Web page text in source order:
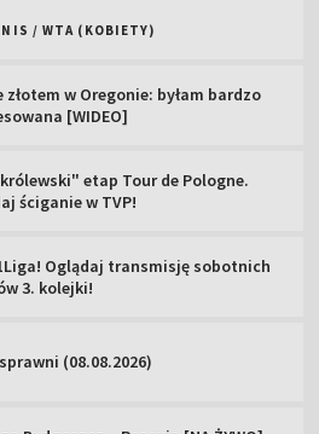
/ WTA (KOBIETY)
złotem w Oregonie: byłam bardzo
[WIDEO]
etap Tour de Pologne.
ściganie w TVP!
Oglądaj transmisję sobotnich
3. kolejki!
(08.08.2026)